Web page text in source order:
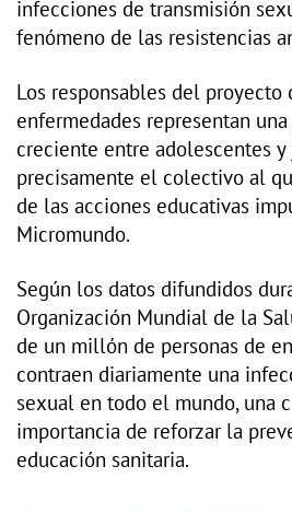
infecciones de transmisión
fenómeno de las resistencias
Los responsables del proyecto
enfermedades representan
creciente entre adolescentes y
precisamente el colectivo al
de las acciones educativas
Micromundo.
Según los datos difundidos
Organización Mundial de la
de un millón de personas de
contraen diariamente una
sexual en todo el mundo, una
importancia de reforzar la
educación sanitaria.